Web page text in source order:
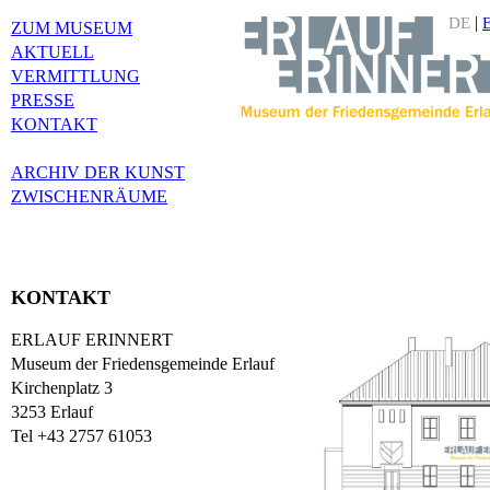
DE |
ZUM MUSEUM
AKTUELL
VERMITTLUNG
PRESSE
KONTAKT
ARCHIV DER KUNST
ZWISCHENRÄUME
KONTAKT
ERLAUF ERINNERT
Museum der Friedensgemeinde Erlauf
Kirchenplatz 3
3253 Erlauf
Tel +43 2757 61053